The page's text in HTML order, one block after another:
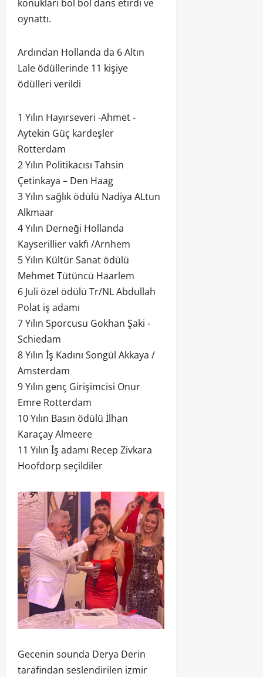
konukları bol bol dans etirdi ve
oynattı.
Ardından Hollanda da 6 Altın
Lale ödüllerinde 11 kişiye
ödülleri verildi
1 Yılın Hayırseveri -Ahmet -
Aytekin Güç kardeşler
Rotterdam
2 Yılın Politikacısı Tahsin
Çetinkaya – Den Haag
3 Yılın sağlık ödülü Nadiya ALtun
Alkmaar
4 Yılın Derneği Hollanda
Kayserillier vakfı /Arnhem
5 Yılın Kültür Sanat ödülü
Mehmet Tütüncü Haarlem
6 Juli özel ödülü Tr/NL Abdullah
Polat iş adamı
7 Yılın Sporcusu Gokhan Şaki -
Schiedam
8 Yılın İş Kadını Songül Akkaya /
Amsterdam
9 Yılın genç Girişimcisi Onur
Emre Rotterdam
10 Yılın Basın ödülü İlhan
Karaçay Almeere
11 Yılın İş adamı Recep Zivkara
Hoofdorp seçildiler
Gecenin sounda Derya Derin
tarafindan seslendirilen izmir